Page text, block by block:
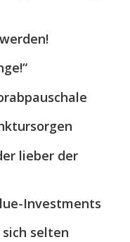
lieber der
Investments
selten